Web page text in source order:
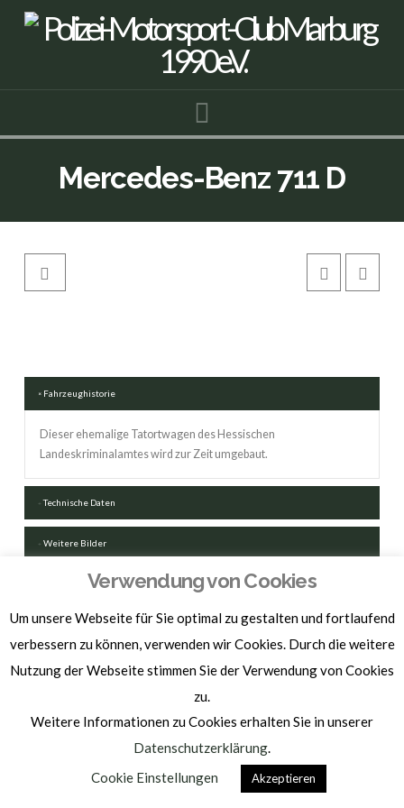
Mercedes-Benz 711 D
Fahrzeughistorie
Dieser ehemalige Tatortwagen des Hessischen
Landeskriminalamtes wird zur Zeit umgebaut.
Technische Daten
Weitere Bilder
Homepage byBAM-WERBUNG
IMPRESSUM | DATENSCHUTZ
Verwendung von Cookies
Um unsere Webseite für Sie optimal zu gestalten und fortlaufend
verbessern zu können, verwenden wir Cookies. Durch die weitere
Nutzung der Webseite stimmen Sie der Verwendung von Cookies
zu.
Weitere Informationen zu Cookies erhalten Sie in unserer
Datenschutzerklärung.
Cookie Einstellungen
Akzeptieren